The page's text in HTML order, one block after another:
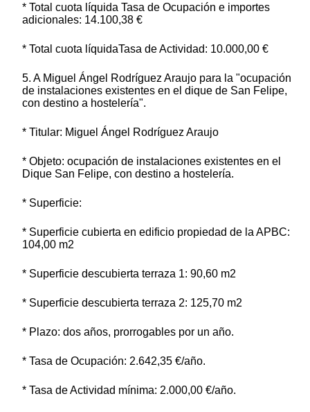
* Total cuota líquida Tasa de Ocupación e importes
adicionales: 14.100,38 €
* Total cuota líquidaTasa de Actividad: 10.000,00 €
5. A Miguel Ángel Rodríguez Araujo para la "ocupación
de instalaciones existentes en el dique de San Felipe,
con destino a hostelería".
* Titular: Miguel Ángel Rodríguez Araujo
* Objeto: ocupación de instalaciones existentes en el
Dique San Felipe, con destino a hostelería.
* Superficie:
* Superficie cubierta en edificio propiedad de la APBC:
104,00 m2
* Superficie descubierta terraza 1: 90,60 m2
* Superficie descubierta terraza 2: 125,70 m2
* Plazo: dos años, prorrogables por un año.
* Tasa de Ocupación: 2.642,35 €/año.
* Tasa de Actividad mínima: 2.000,00 €/año.